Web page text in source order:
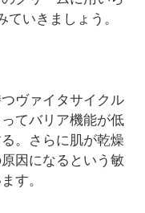
いきましょう。
ヴァイタサイクル
てバリア機能が低
。さらに肌が乾燥
因になるという敏
す。